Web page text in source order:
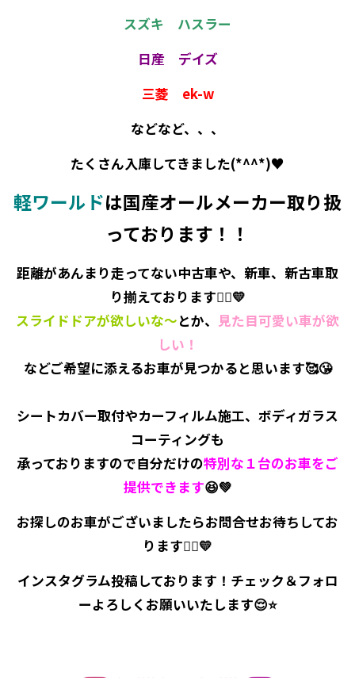
スズキ ハスラー
日産 デイズ
三菱 ek-w
などなど、、、
たくさん入庫してきました(*^^*)♥
軽ワールドは国産オールメーカー取り扱
っております！！
距離があんまり走ってない中古車や、新車、新古車取
り揃えております💁‍♀️💛
スライドドアが欲しいな～とか、 見た目可愛い車が欲
しい！
などご希望に添えるお車が見つかると思います🥰😘
シートカバー取付やカーフィルム施工、ボディガラス
コーティングも
承っておりますので自分だけの特別な１台のお車をご
提供できます😆💚
お探しのお車がございましたらお問合せお待ちしてお
ります💁‍♀️💛
インスタグラム投稿しております！チェック＆フォロ
ーよろしくお願いいたします😌⭐